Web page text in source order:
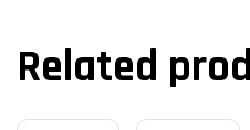
Related